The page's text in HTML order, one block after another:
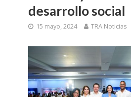
desarrollo social
15 mayo, 2024 TRA Noticias